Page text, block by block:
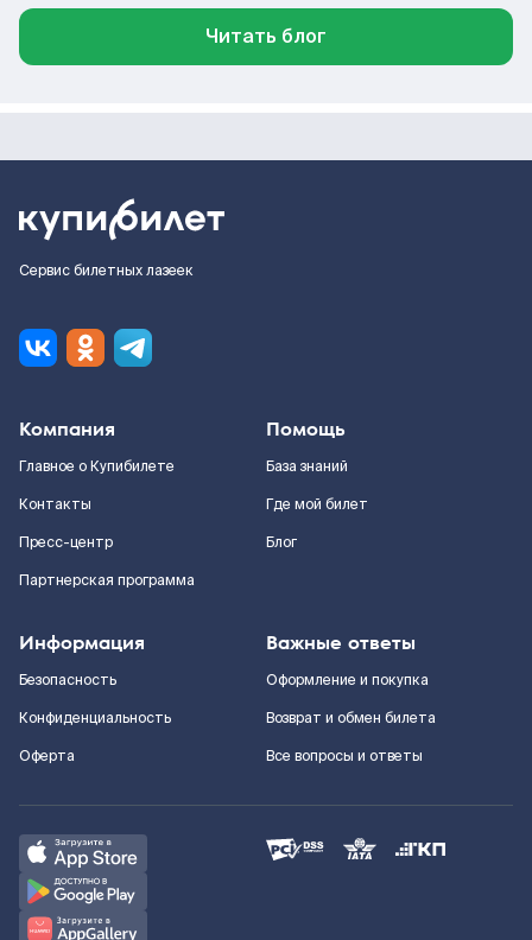
Читать блог
Сервис билетных лазеек
Компания
Главное о Купибилете
Контакты
Пресс-центр
Партнерская программа
Помощь
База знаний
Где мой билет
Блог
Информация
Безопасность
Конфиденциальность
Оферта
Важные ответы
Оформление и покупка
Возврат и обмен билета
Все вопросы и ответы